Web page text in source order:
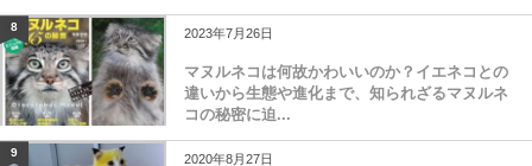
8 2023年7月26日
マヌルネコは何故かわいいのか？イエネコとの
違いから生態や進化まで、知られざるマヌルネ
コの秘密に迫...
9 2020年8月27日